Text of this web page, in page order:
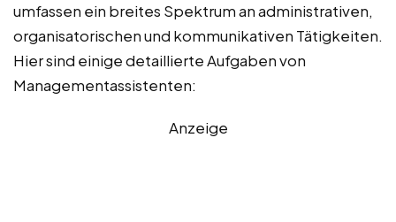
umfassen ein breites Spektrum an administrativen,
organisatorischen und kommunikativen Tätigkeiten.
Hier sind einige detaillierte Aufgaben von
Managementassistenten:
Anzeige